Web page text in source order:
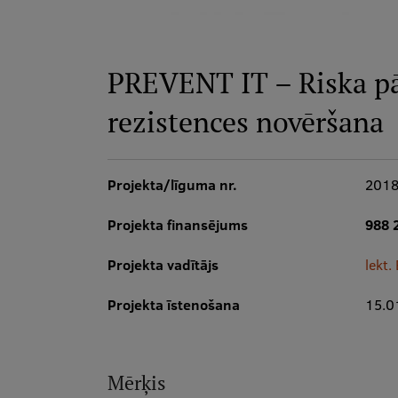
PREVENT IT – Riska
rezistences novēršana
Projekta/līguma nr.
Projekta finansējums 988
Projekta vadītājs lekt.
Projekta īstenošana
Mērķis